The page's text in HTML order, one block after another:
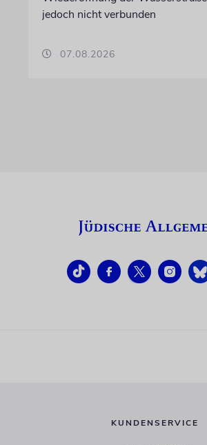
jedoch nicht verbunden
07.08.2026
KUNDENSERVICE